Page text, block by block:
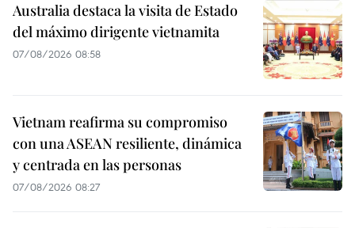
Australia destaca la visita de Estado
del máximo dirigente vietnamita
07/08/2026 08:58
Vietnam reafirma su compromiso
con una ASEAN resiliente, dinámica
y centrada en las personas
07/08/2026 08:27